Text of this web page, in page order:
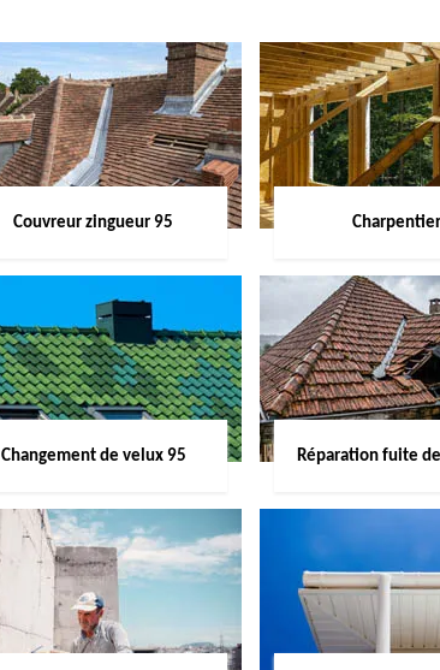
Couvreur zingueur 95
Changement de velux 95 Réparation fuite